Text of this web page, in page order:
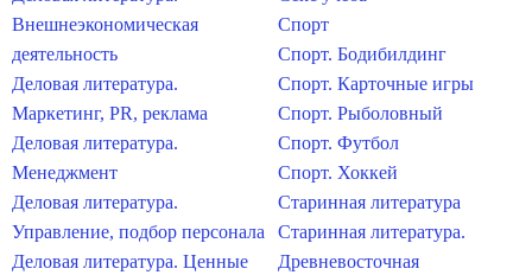
Внешнеэкономическая
деятельность
Деловая литература.
Маркетинг, PR, реклама
Деловая литература.
Менеджмент
Деловая литература.
Управление, подбор персонала
Деловая литература. Ценные
Спорт
Спорт. Бодибилдинг
Спорт. Карточные игры
Спорт. Рыболовный
Спорт. Футбол
Спорт. Хоккей
Старинная литература
Старинная литература.
Древневосточная